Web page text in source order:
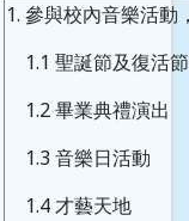
1. 參與校內音樂活動
1.1 聖誕節及復活
1.2 畢業典禮演出
1.3 音樂日活動
1.4 才藝天地